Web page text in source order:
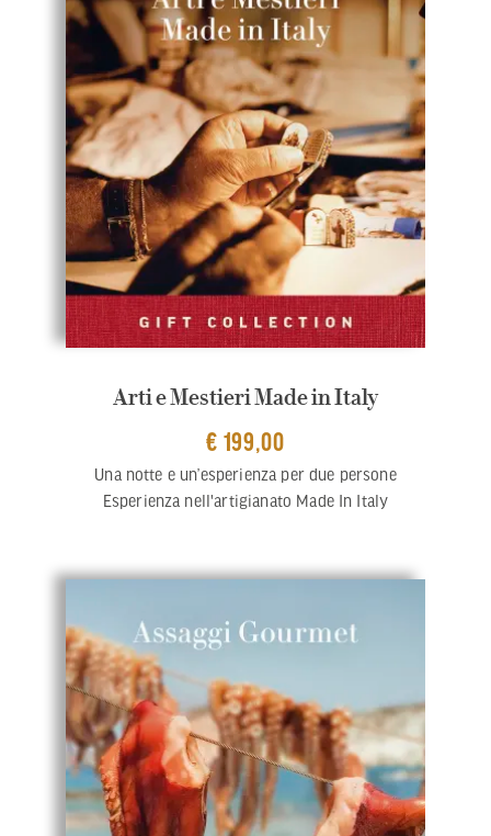
Arti e Mestieri Made in Italy
€ 199,00
Una notte e un’esperienza per due persone
Esperienza nell'artigianato Made In Italy